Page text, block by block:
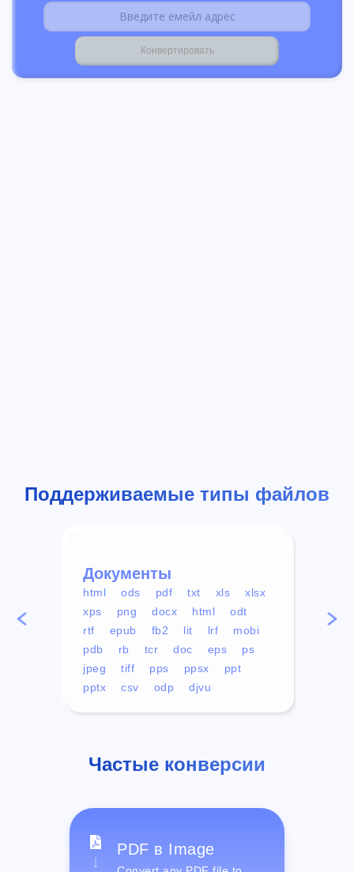
Поддерживаемые типы файлов
Документы
html ods pdf txt xls
xlsx
xps
png docx html
odt
rtf
epub fb2 lit lrf
mobi
pdb
rb tcr doc eps
ps
jpeg
tiff pps ppsx
ppt
pptx
csv odp djvu
mp4
Частые конверсии
PDF в Image